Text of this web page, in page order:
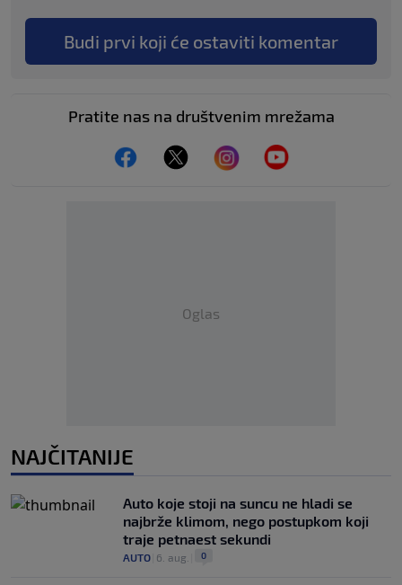
Budi prvi koji će ostaviti komentar
Pratite nas na društvenim mrežama
Oglas
NAJČITANIJE
Auto koje stoji na suncu ne hladi se
najbrže klimom, nego postupkom koji
traje petnaest sekundi
AUTO 6. aug. 0